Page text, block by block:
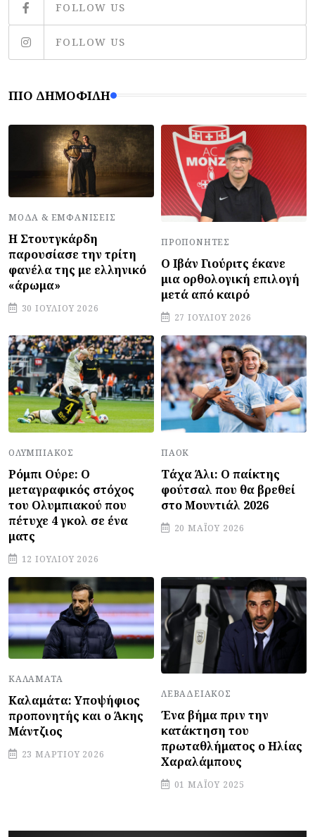
FOLLOW US
FOLLOW US
ΠΙΟ ΔΗΜΟΦΙΛΉ
ΜΌΔΑ & ΕΜΦΑΝΊΣΕΙΣ
Η Στουτγκάρδη
παρουσίασε την τρίτη
φανέλα της με ελληνικό
«άρωμα»
30 ΙΟΥΛΊΟΥ 2026
ΠΡΟΠΟΝΗΤΈΣ
Ο Ιβάν Γιούριτς έκανε
μια ορθολογική επιλογή
μετά από καιρό
27 ΙΟΥΛΊΟΥ 2026
ΟΛΥΜΠΙΑΚΌΣ
Ρόμπι Ούρε: Ο
μεταγραφικός στόχος
του Ολυμπιακού που
πέτυχε 4 γκολ σε ένα
ματς
12 ΙΟΥΛΊΟΥ 2026
ΠΑΟΚ
Τάχα Άλι: Ο παίκτης
φούτσαλ που θα βρεθεί
στο Μουντιάλ 2026
20 ΜΑΪ́ΟΥ 2026
ΚΑΛΑΜΆΤΑ
Καλαμάτα: Υποψήφιος
προπονητής και ο Άκης
Μάντζιος
23 ΜΑΡΤΊΟΥ 2026
ΛΕΒΑΔΕΙΑΚΌΣ
Ένα βήμα πριν την
κατάκτηση του
πρωταθλήματος ο Ηλίας
Χαραλάμπους
01 ΜΑΪ́ΟΥ 2025